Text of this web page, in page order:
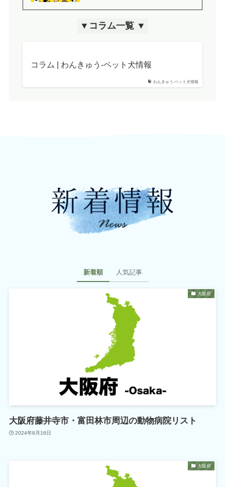
▼コラム一覧 ▼
わんきゅう-ペット犬情報
コラム | わんきゅう-ペット犬情報
新着順 人気記事
大阪府
大阪府藤井寺市・富田林市周辺の動物病院リスト
2024年8月16日
大阪府